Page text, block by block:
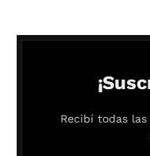
Recibí todas